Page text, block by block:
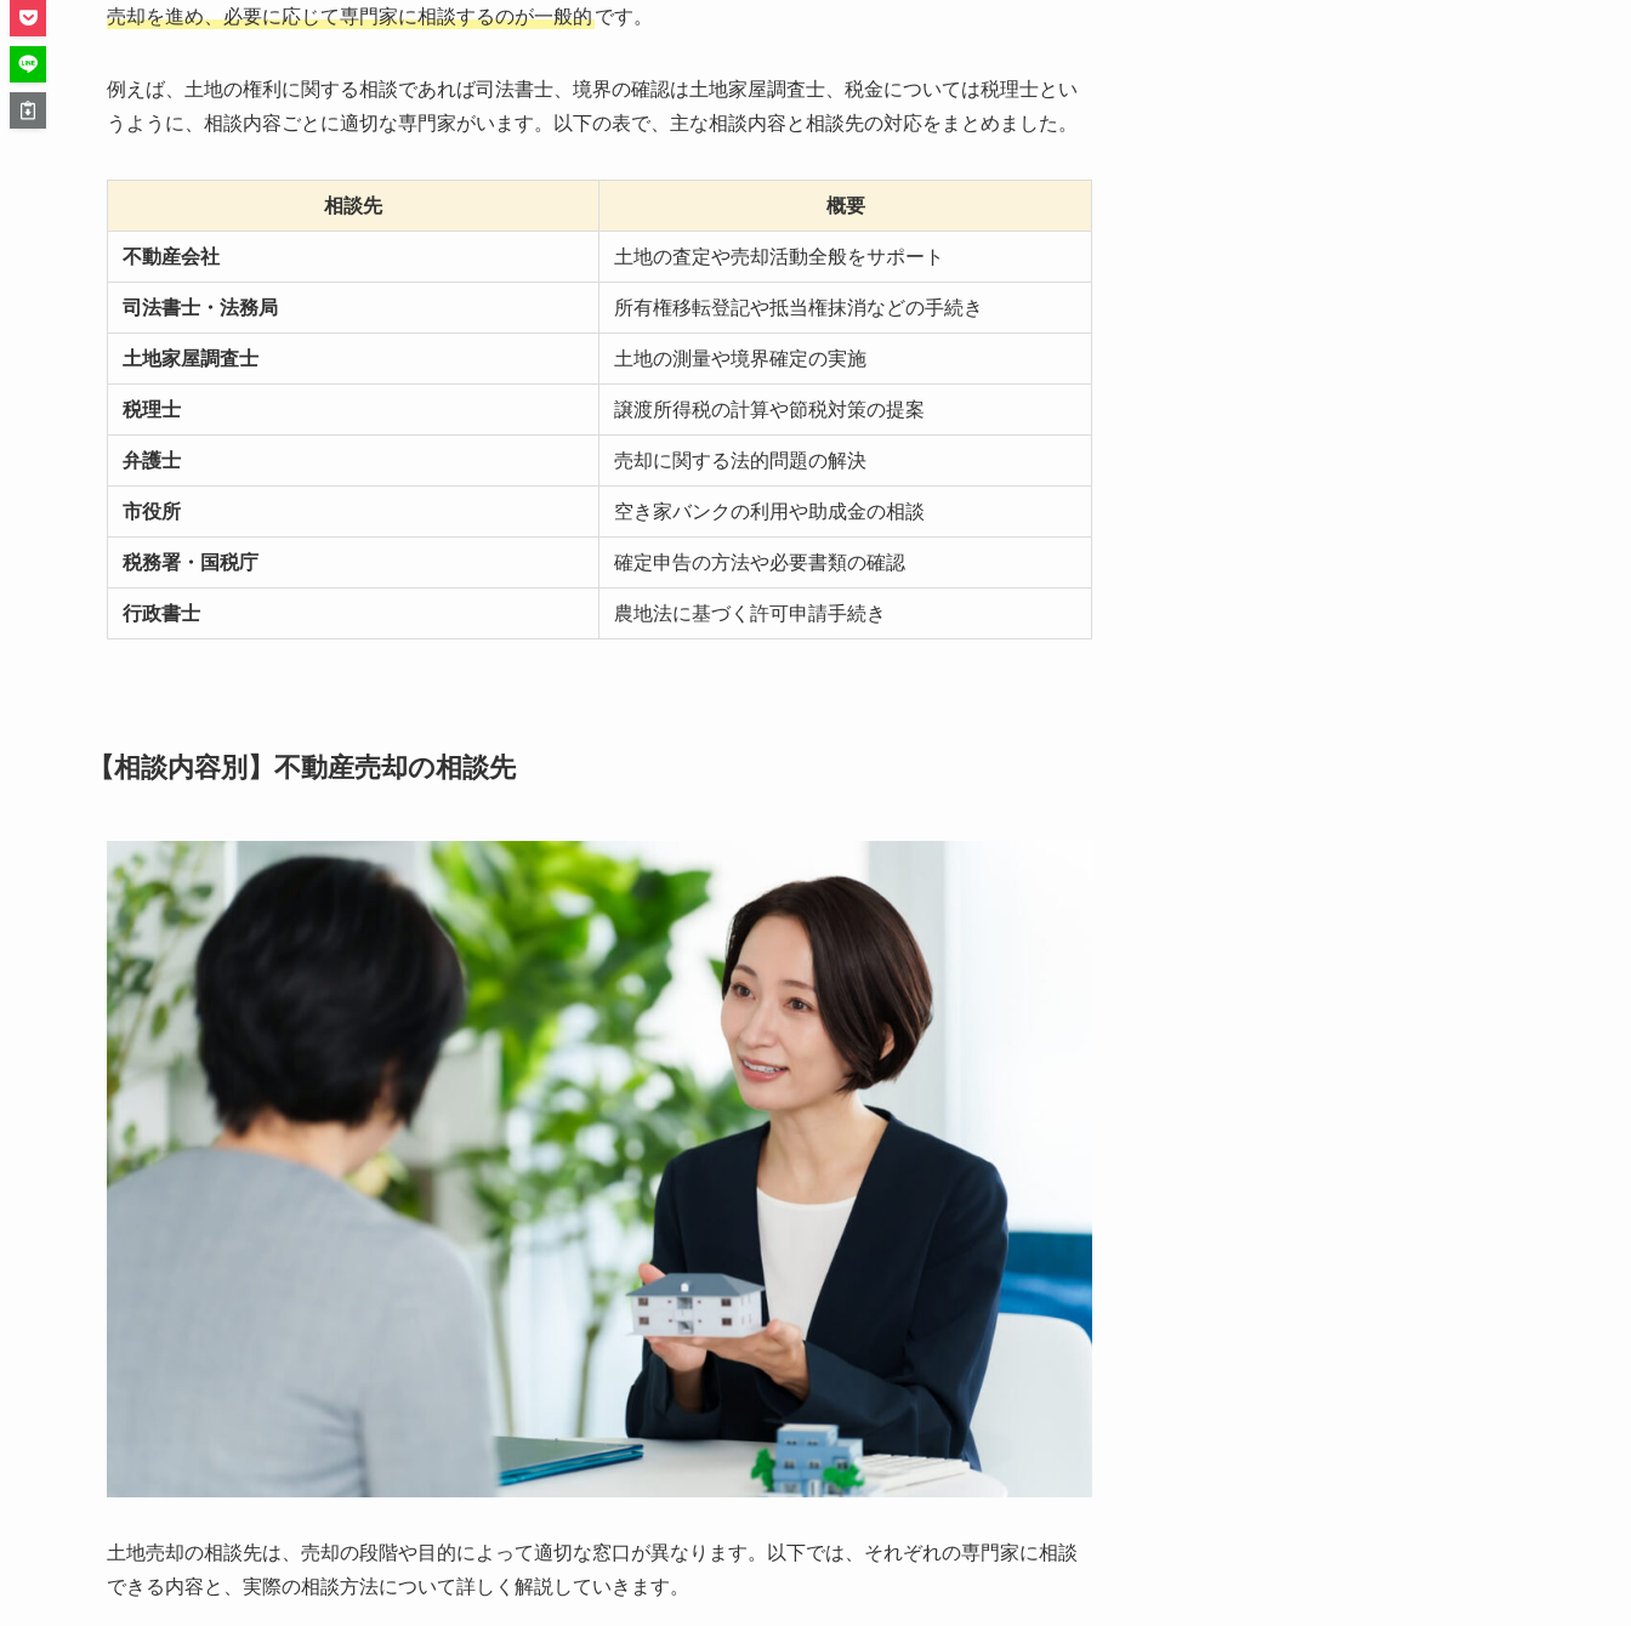
売却を進め、必要に応じて専門家に相談するのが一般的です。
例えば、土地の権利に関する相談であれば司法書士、境界の確認は土地家屋調査士、税金については税理士とい
うように、相談内容ごとに適切な専門家がいます。以下の表で、主な相談内容と相談先の対応をまとめました。
相談先 概要
不動産会社 土地の査定や売却活動全般をサポート
司法書士・法務局 所有権移転登記や抵当権抹消などの手続き
土地家屋調査士 土地の測量や境界確定の実施
税理士 譲渡所得税の計算や節税対策の提案
弁護士 売却に関する法的問題の解決
市役所 空き家バンクの利用や助成金の相談
税務署・国税庁 確定申告の方法や必要書類の確認
行政書士 農地法に基づく許可申請手続き
【相談内容別】不動産売却の相談先
土地売却の相談先は、売却の段階や目的によって適切な窓口が異なります。以下では、それぞれの専門家に相談
できる内容と、実際の相談方法について詳しく解説していきます。